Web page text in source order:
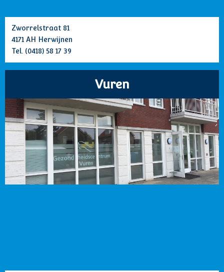
Zworrelstraat 81
4171 AH Herwijnen
Tel. (0418) 58 17 39
Vuren